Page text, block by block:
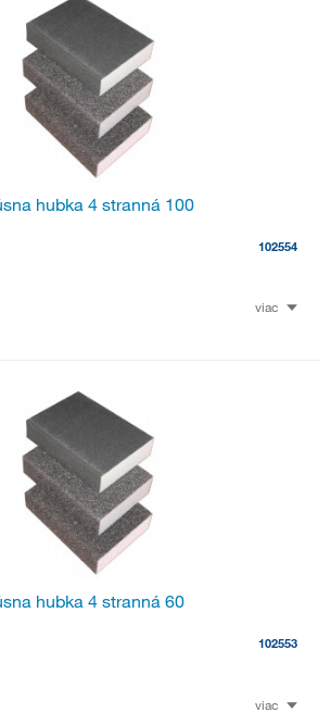
hubka 4 stranná 100
102554
viac
hubka 4 stranná 60
102553
viac